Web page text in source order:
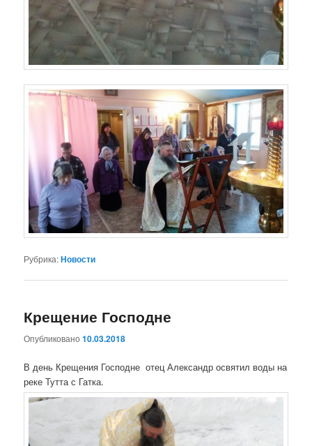
Рубрика:Новости
Крещение Господне
Опубликовано10.03.2018
В день Крещения Господне отец Александр освятил воды на
реке Тутта с Гатка.